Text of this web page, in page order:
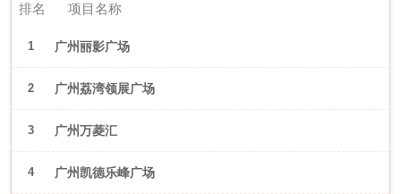
排名 项目名称
1 广州丽影广场
2 广州荔湾领展广场
3 广州万菱汇
4 广州凯德乐峰广场